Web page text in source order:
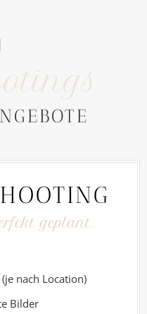
geplant.
nach Location)
Bilder